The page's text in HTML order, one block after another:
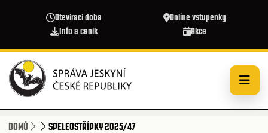
Otevírací doba
Online vstupenky
Info a ceník
Akce
DOMŮ SPELEOSTŘÍPKY 2025/47